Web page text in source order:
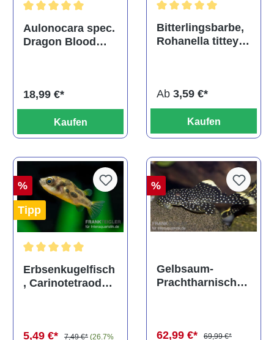
Durchschnittliche Bewertung von 5 von 5 Sternen
Aulonocara spec.
Dragon Blood
18,99 €*
Kaufen
Bitterlingsbarbe,
Rohanella titteya,
Ab 3,59 €*
Kaufen
%
Tipp
Durchschnittliche Bewertung von 5 von 5 Sternen
Erbsenkugelfisch
, Carinotetraodon
5,49 €* 7,49 €* (26.7%
%
Gelbsaum-
Prachtharnischw
62,99 €*
69,99 €*